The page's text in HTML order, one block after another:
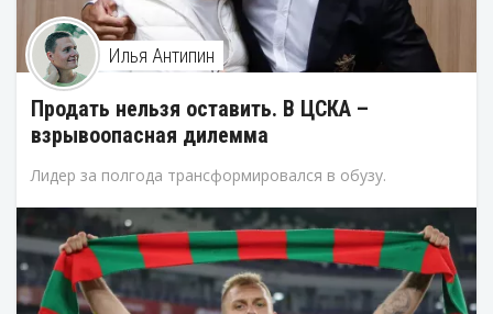
Илья Антипин
Продать нельзя оставить. В ЦСКА –
взрывоопасная дилемма
Лидер за полгода трансформировался в обузу.